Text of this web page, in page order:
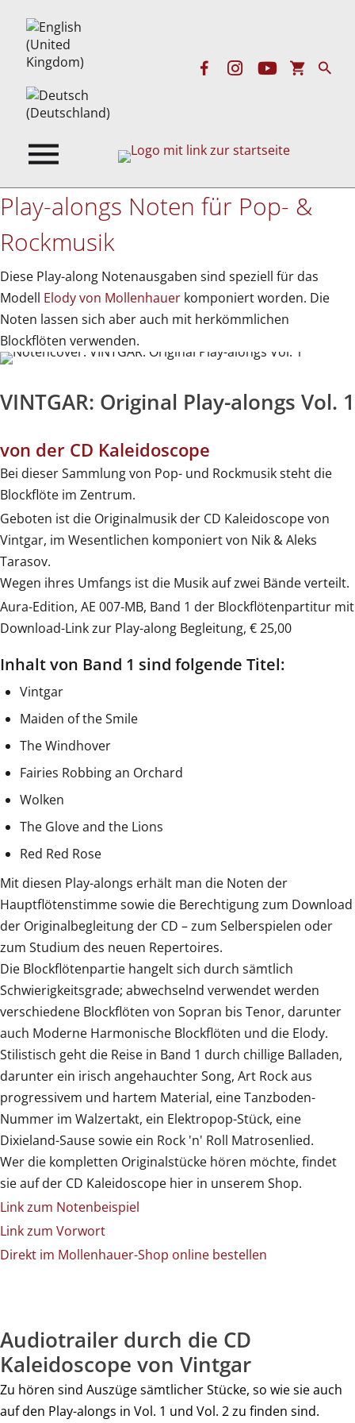
Play-alongs Noten für Pop- &
Rockmusik
Diese Play-along Notenausgaben sind speziell für das
Modell Elody von Mollenhauer komponiert worden. Die
Noten lassen sich aber auch mit herkömmlichen
Blockflöten verwenden.
VINTGAR: Original Play-alongs Vol. 1
von der CD Kaleidoscope
Bei dieser Sammlung von Pop- und Rockmusik steht die
Blockflöte im Zentrum.
Geboten ist die Originalmusik der CD Kaleidoscope von
Vintgar, im Wesentlichen komponiert von Nik & Aleks
Tarasov.
Wegen ihres Umfangs ist die Musik auf zwei Bände verteilt.
Aura-Edition, AE 007-MB, Band 1 der Blockflötenpartitur mit
Download-Link zur Play-along Begleitung, € 25,00
Inhalt von Band 1 sind folgende Titel:
Vintgar
Maiden of the Smile
The Windhover
Fairies Robbing an Orchard
Wolken
The Glove and the Lions
Red Red Rose
Mit diesen Play-alongs erhält man die Noten der
Hauptflötenstimme sowie die Berechtigung zum Download
der Originalbegleitung der CD – zum Selberspielen oder
zum Studium des neuen Repertoires.
Die Blockflötenpartie hangelt sich durch sämtlich
Schwierigkeitsgrade; abwechselnd verwendet werden
verschiedene Blockflöten von Sopran bis Tenor, darunter
auch Moderne Harmonische Blockflöten und die Elody.
Stilistisch geht die Reise in Band 1 durch chillige Balladen,
darunter ein irisch angehauchter Song, Art Rock aus
progressivem und hartem Material, eine Tanzboden-
Nummer im Walzertakt, ein Elektropop-Stück, eine
Dixieland-Sause sowie ein Rock 'n' Roll Matrosenlied.
Wer die kompletten Originalstücke hören möchte, findet
sie auf der CD Kaleidoscope hier in unserem Shop.
Link zum Notenbeispiel
Link zum Vorwort
Direkt im Mollenhauer-Shop online bestellen
Audiotrailer durch die CD
Kaleidoscope von Vintgar
Zu hören sind Auszüge sämtlicher Stücke, so wie sie auch
auf den Play-alongs in Vol. 1 und Vol. 2 zu finden sind.